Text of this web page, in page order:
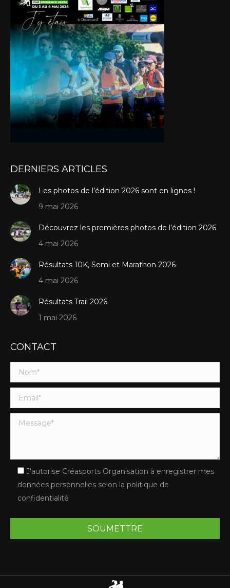
DERNIERS ARTICLES
Les photos de l’édition 2026 sont en lignes !
9 mai 2026
Découvrez les premières photos de l’édition 2026
4 mai 2026
Résultats 10K, Semi et Marathon 2026
4 mai 2026
Résultats Trail 2026
1 mai 2026
CONTACT
J'autorise Créasports Organisation à enregistrer mes
données personnelles selon la politique de
confidentialité